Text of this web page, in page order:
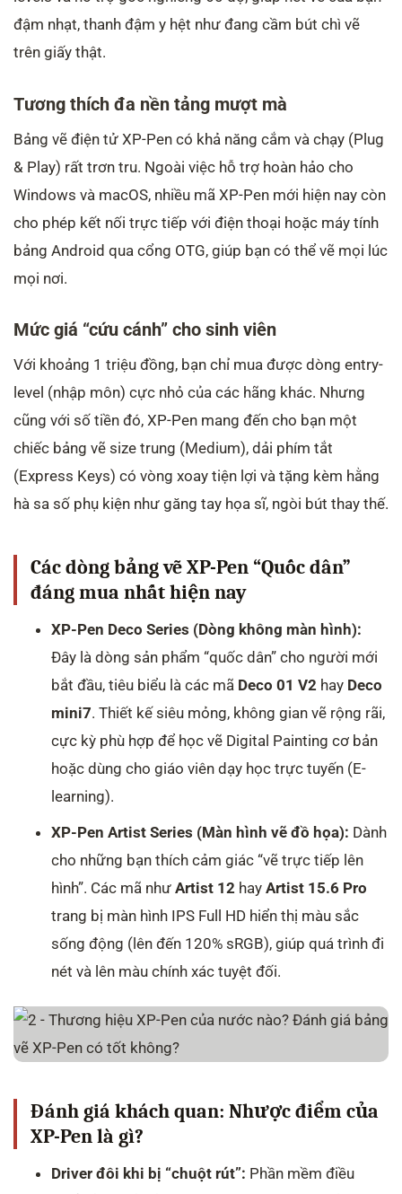
đậm nhạt, thanh đậm y hệt như đang cầm bút chì vẽ
trên giấy thật.
Tương thích đa nền tảng mượt mà
Bảng vẽ điện tử XP-Pen có khả năng cắm và chạy (Plug
& Play) rất trơn tru. Ngoài việc hỗ trợ hoàn hảo cho
Windows và macOS, nhiều mã XP-Pen mới hiện nay còn
cho phép kết nối trực tiếp với điện thoại hoặc máy tính
bảng Android qua cổng OTG, giúp bạn có thể vẽ mọi lúc
mọi nơi.
Mức giá “cứu cánh” cho sinh viên
Với khoảng 1 triệu đồng, bạn chỉ mua được dòng entry-
level (nhập môn) cực nhỏ của các hãng khác. Nhưng
cũng với số tiền đó, XP-Pen mang đến cho bạn một
chiếc bảng vẽ size trung (Medium), dải phím tắt
(Express Keys) có vòng xoay tiện lợi và tặng kèm hằng
hà sa số phụ kiện như găng tay họa sĩ, ngòi bút thay thế.
Các dòng bảng vẽ XP-Pen “Quốc dân”
đáng mua nhất hiện nay
XP-Pen Deco Series (Dòng không màn hình):
Đây là dòng sản phẩm “quốc dân” cho người mới
bắt đầu, tiêu biểu là các mã Deco 01 V2 hay Deco
mini7. Thiết kế siêu mỏng, không gian vẽ rộng rãi,
cực kỳ phù hợp để học vẽ Digital Painting cơ bản
hoặc dùng cho giáo viên dạy học trực tuyến (E-
learning).
XP-Pen Artist Series (Màn hình vẽ đồ họa): Dành
cho những bạn thích cảm giác “vẽ trực tiếp lên
hình”. Các mã nhưArtist 12 hayArtist 15.6 Pro
trang bị màn hình IPS Full HD hiển thị màu sắc
sống động (lên đến 120% sRGB), giúp quá trình đi
nét và lên màu chính xác tuyệt đối.
Đánh giá khách quan: Nhược điểm của
XP-Pen là gì?
Driver đôi khi bị “chuột rút”: Phần mềm điều